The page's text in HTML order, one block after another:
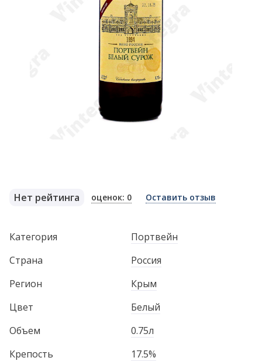
Нет рейтинга оценок: 0 Оставить отзыв
Категория
Портвейн
Страна
Россия
Регион
Крым
Цвет
Белый
Объем
0.75л
Крепость
17.5%